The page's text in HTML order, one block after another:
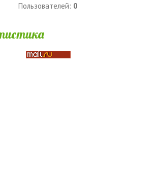
Пользователей: 0